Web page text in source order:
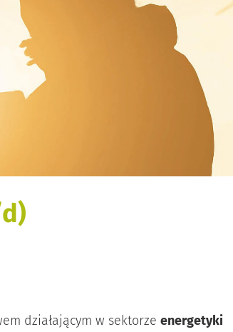
działającym w sektorze energetyki